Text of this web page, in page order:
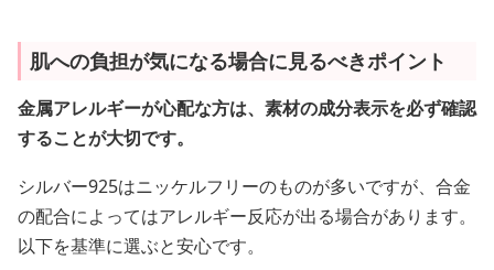
肌への負担が気になる場合に見るべきポイント
金属アレルギーが心配な方は、素材の成分表示を必ず確認
することが大切です。
シルバー925はニッケルフリーのものが多いですが、合金
の配合によってはアレルギー反応が出る場合があります。
以下を基準に選ぶと安心です。